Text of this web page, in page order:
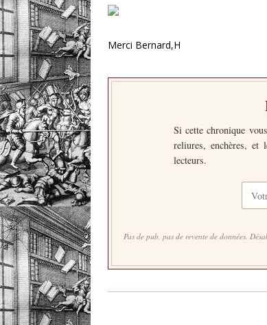
Merci Bernard,H
Si cette chronique
reliures, enchères,
lecteurs.
Pas de pub, pas de revente de données.